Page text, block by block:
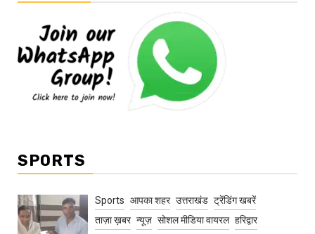
SPORTS
Sports आपका शहर उत्तराखंड ट्रेंडिंग खबरें
ताज़ा ख़बर न्यूज़ सोशल मीडिया वायरल हरिद्वार